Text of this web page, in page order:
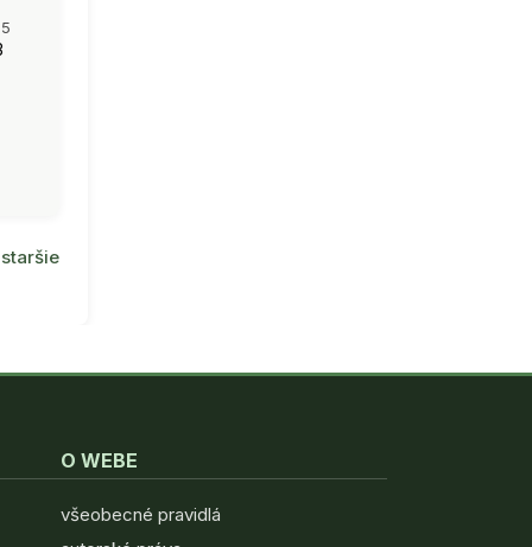
O WEBE
všeobecné pravidlá